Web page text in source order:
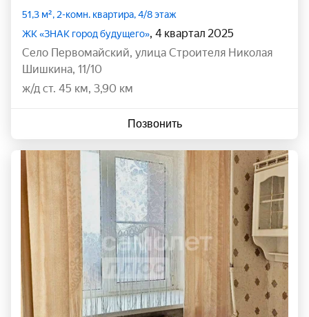
51,3 м², 2-комн. квартира, 4/8 этаж
ЖК «ЗНАК город будущего», 4 квартал 2025
село Первомайский, улица Строителя Николая
Шишкина, 11/10
ж/д ст. 45 км, 3,90 км
Позвонить